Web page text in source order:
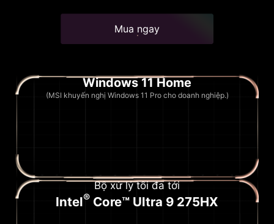
Mua ngay
Windows 11 Home
(MSI khuyến nghị Windows 11 Pro cho doanh nghiệp.)
Bộ xử lý tối đa tới
Intel® Core™ Ultra 9 275HX